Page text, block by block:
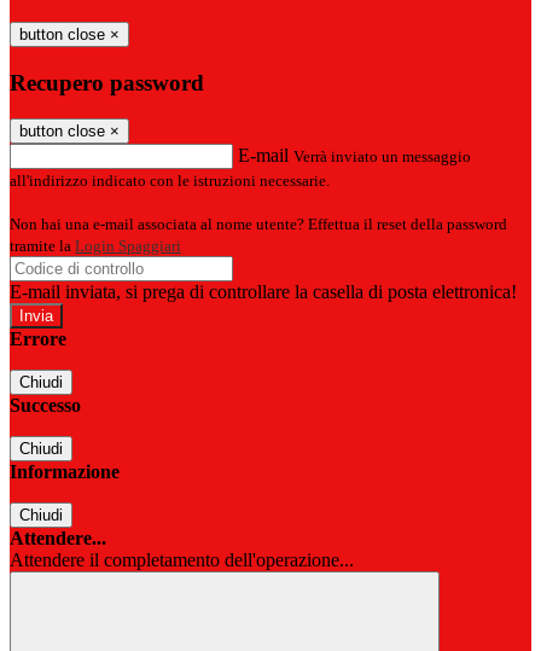
button close ×
Recupero password
button close ×
E-mail Verrà inviato un messaggio
all'indirizzo indicato con le istruzioni necessarie.
Non hai una e-mail associata al nome utente? Effettua il reset della password
tramite la Login Spaggiari
E-mail inviata, si prega di controllare la casella di posta elettronica!
Errore
Chiudi
Successo
Chiudi
Informazione
Chiudi
Attendere...
Attendere il completamento dell'operazione...